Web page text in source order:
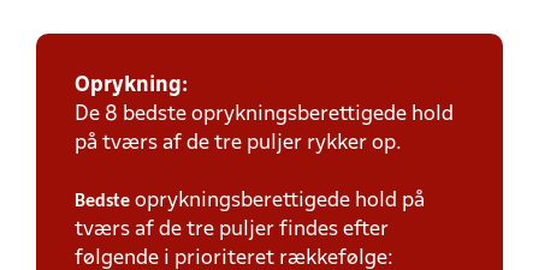
Oprykning:
De 8 bedste oprykningsberettigede hold
på tværs af de tre puljer rykker op.
Bedste oprykningsberettigede hold på
tværs af de tre puljer findes efter
følgende i prioriteret rækkefølge: